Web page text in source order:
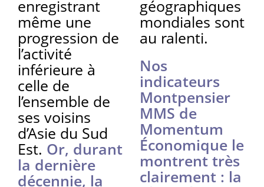
enregistrant
même une
progression de
l’activité
inférieure à
celle de
l’ensemble de
ses voisins
d’Asie du Sud
Est. Or, durant
la dernière
décennie, la
géographiques
mondiales sont
au ralenti.
Nos
indicateurs
Montpensier
MMS de
Momentum
Économique le
montrent très
clairement : la